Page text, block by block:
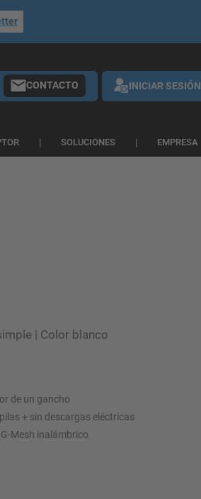
CONTACTO INICIAR SESIÓN
SOLUCIONES EMPRESA
| Color blanco
de un gancho
+ sin descargas eléctricas
Mesh inalámbrico